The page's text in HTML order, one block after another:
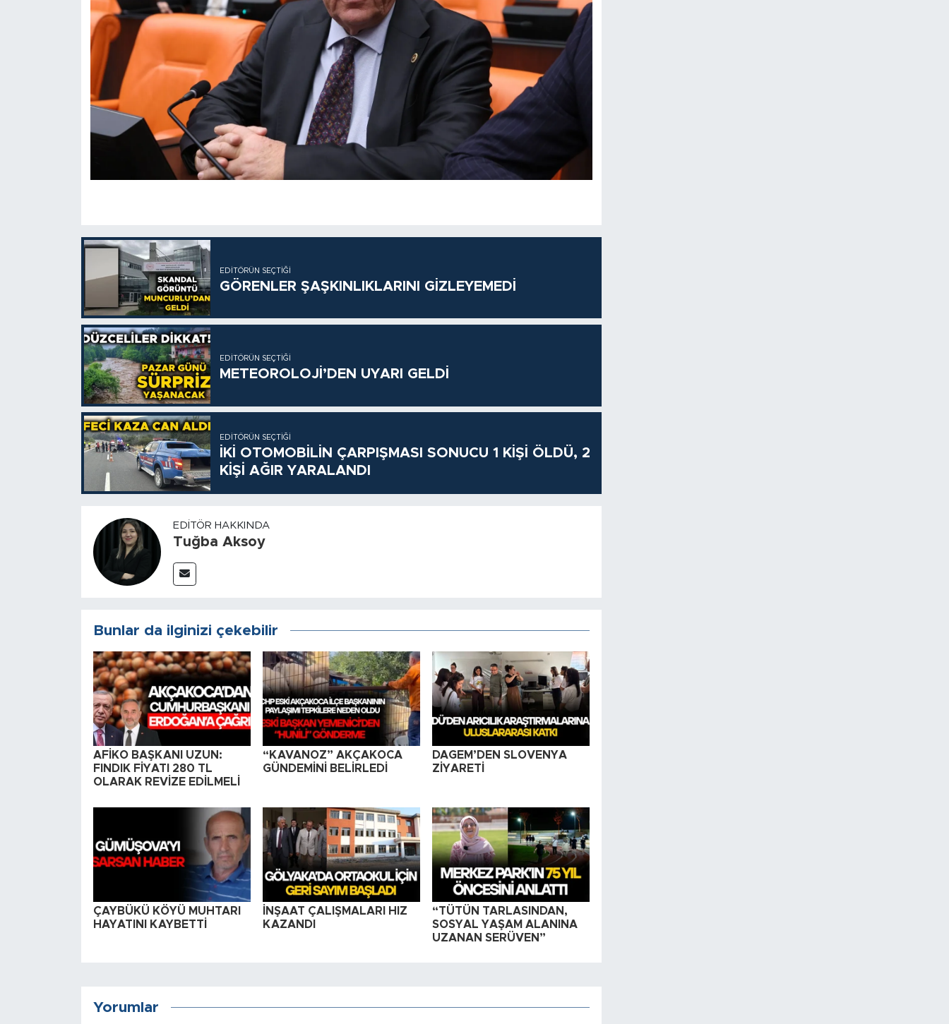
EDITÖRÜN SEÇTIĞI
GÖRENLER ŞAŞKINLIKLARINI GİZLEYEMEDİ
EDITÖRÜN SEÇTIĞI
METEOROLOJİ’DEN UYARI GELDİ
EDITÖRÜN SEÇTIĞI
İKİ OTOMOBİLİN ÇARPIŞMASI SONUCU 1 KİŞİ ÖLDÜ, 2
KİŞİ AĞIR YARALANDI
EDITÖR HAKKINDA
Tuğba Aksoy
Bunlar da ilginizi çekebilir
AFİKO BAŞKANI UZUN:
FINDIK FİYATI 280 TL
OLARAK REVİZE EDİLMELİ
“KAVANOZ” AKÇAKOCA
GÜNDEMİNİ BELİRLEDİ
DAGEM’DEN SLOVENYA
ZİYARETİ
ÇAYBÜKÜ KÖYÜ MUHTARI
HAYATINI KAYBETTİ
İNŞAAT ÇALIŞMALARI HIZ
KAZANDI
“TÜTÜN TARLASINDAN,
SOSYAL YAŞAM ALANINA
UZANAN SERÜVEN”
Yorumlar